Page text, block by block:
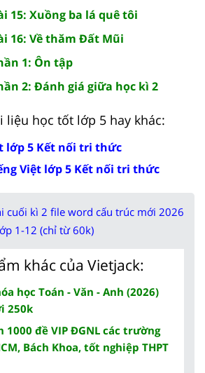
15: Xuồng ba lá quê tôi
16: Về thăm Đất Mũi
1: Ôn tập
2: Đánh giá giữa học kì 2
liệu học tốt lớp 5 hay khác:
lớp 5 Kết nối tri thức
Việt lớp 5 Kết nối tri thức
cuối kì 2 file word cấu trúc mới 2026
1-12 (chỉ từ 60k)
khác của Vietjack:
học Toán - Văn - Anh (2026)
250k
1000 đề VIP ĐGNL các trường
Bách Khoa, tốt nghiệp THPT